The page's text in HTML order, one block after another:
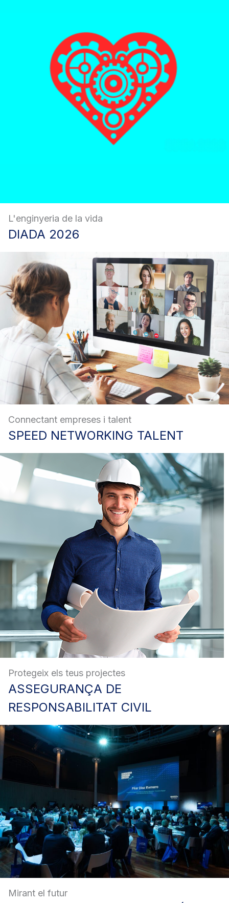
L'enginyeria de la vida
DIADA 2026
Connectant empreses i talent
SPEED NETWORKING TALENT
Protegeix els teus projectes
ASSEGURANÇA DE
RESPONSABILITAT CIVIL
Mirant el futur